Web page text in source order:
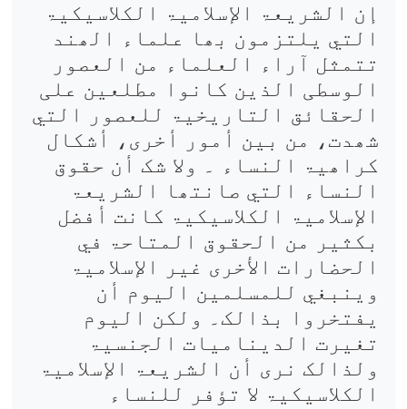
إن الشریعۃ الإسلامیۃ الکلاسیکیۃ
التي یلتزمون بھا علماء الھند
تتمثل آراء العلماء من العصور
الوسطی الذین کانوا مطلعین علی
الحقائق التاریخیۃ للعصور التي
شھدت، من بین أمور أخری، أشکال
کراھیۃ النساء ۔ ولا شک أن حقوق
النساء التي صانتھا الشریعۃ
الإسلامیۃ الکلاسیکیۃ کانت أفضل
بکثیر من الحقوق المتاحۃ في
الحضارات الأخری غیر الإسلامیۃ
وینبغي للمسلمین الیوم أن
یفتخروا بذالک۔ ولکن الیوم
تغیرت الدینامیات الجنسیۃ
ولذالک نری أن الشریعۃ الإسلامیۃ
الکلاسیکیۃ لا تؤفر للنساء